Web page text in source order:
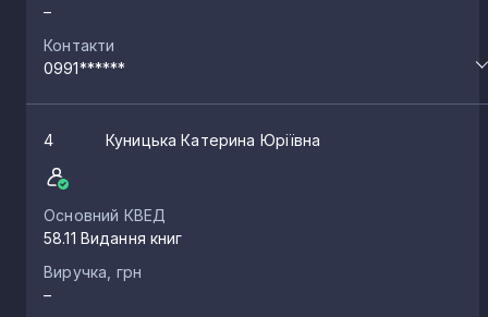
–
Контакти
0991******
4 Куницька Катерина Юріївна
Основний КВЕД
58.11 Видання книг
Виручка, грн
–